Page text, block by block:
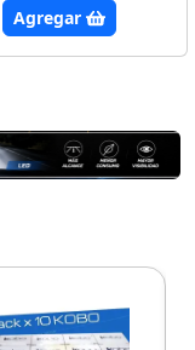
Agregar